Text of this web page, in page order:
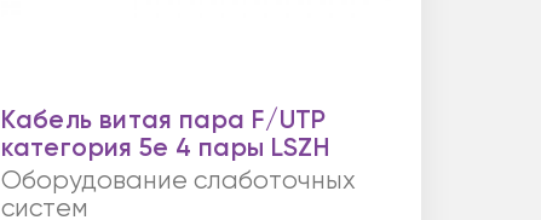
Кабель витая пара F/UTP
категория 5e 4 пары LSZH
Оборудование слаботочных
систем